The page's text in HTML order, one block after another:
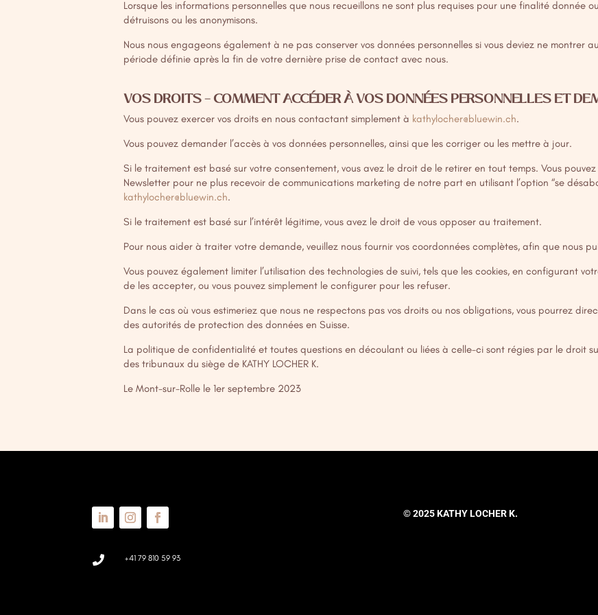
Lorsque les informations personnelles que nous recueillons ne sont plus requises pour une finalité donnée
détruisons ou les anonymisons.
Nous nous engageons également à ne pas conserver vos données personnelles si vous deviez ne montrer
période définie après la fin de votre dernière prise de contact avec nous.
VOS DROITS – COMMENT ACCÉDER À VOS DONNÉES PERSONNELLES ET
Vous pouvez exercer vos droits en nous contactant simplement à kathylocher@bluewin.ch.
Vous pouvez demander l’accès à vos données personnelles, ainsi que les corriger ou les mettre à jour.
Si le traitement est basé sur votre consentement, vous avez le droit de le retirer en tout temps. Vous
Newsletter pour ne plus recevoir de communications marketing de notre part en utilisant l’option “se
kathylocher@bluewin.ch.
Si le traitement est basé sur l’intérêt légitime, vous avez le droit de vous opposer au traitement.
Pour nous aider à traiter votre demande, veuillez nous fournir vos coordonnées complètes, afin que nous
Vous pouvez également limiter l’utilisation des technologies de suivi, tels que les cookies, en configurant
de les accepter, ou vous pouvez simplement le configurer pour les refuser.
Dans le cas où vous estimeriez que nous ne respectons pas vos droits ou nos obligations, vous pourrez
des autorités de protection des données en Suisse.
La politique de confidentialité et toutes questions en découlant ou liées à celle-ci sont régies par le droit
des tribunaux du siège de KATHY LOCHER K.
Le Mont-sur-Rolle le 1er septembre 2023
 +41 79 810 59 93
© 2025 KATHY LOCHER K.